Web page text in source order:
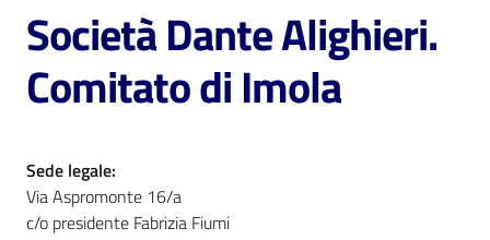
Cosa
puoi
Scopri
Società Dante Alighieri.
Comitato di Imola
Sede legale:
Via Aspromonte 16/a
c/o presidente Fabrizia Fiumi